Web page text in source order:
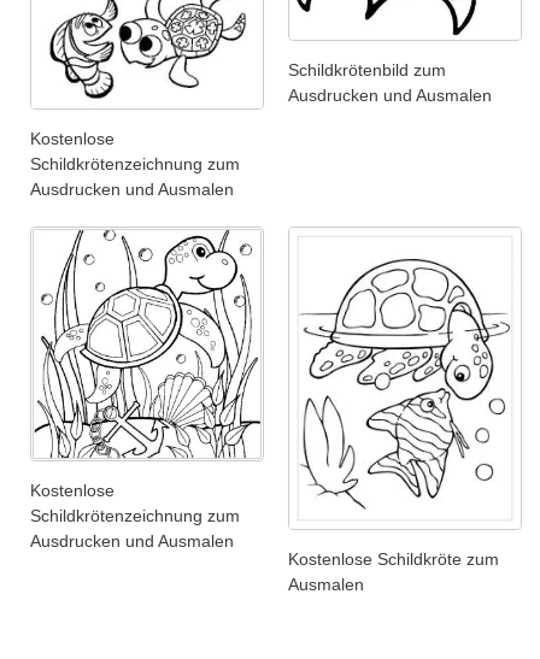
Kostenlose
Schildkrötenzeichnung zum
Ausdrucken und Ausmalen
Schildkrötenbild zum
Ausdrucken und Ausmalen
Kostenlose
Schildkrötenzeichnung zum
Ausdrucken und Ausmalen
Kostenlose Schildkröte zum
Ausmalen